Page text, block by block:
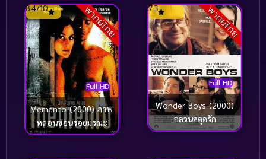
พากย์ไทย
Full HD
8.4/10
Memento (2000) ภาพ
หลอนซ่อนรอยมรณะ
พากย์ไทย
Full HD
7.3
Wonder Boys (2000)
อลวนสดุดรัก